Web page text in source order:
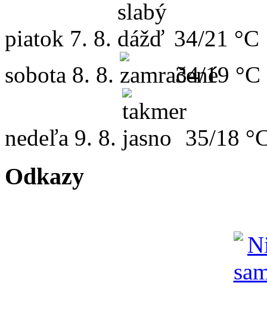
piatok 7. 8.
34/21 °C
sobota 8. 8. 34/19 °C
nedeľa 9. 8. 35/18
Odkazy